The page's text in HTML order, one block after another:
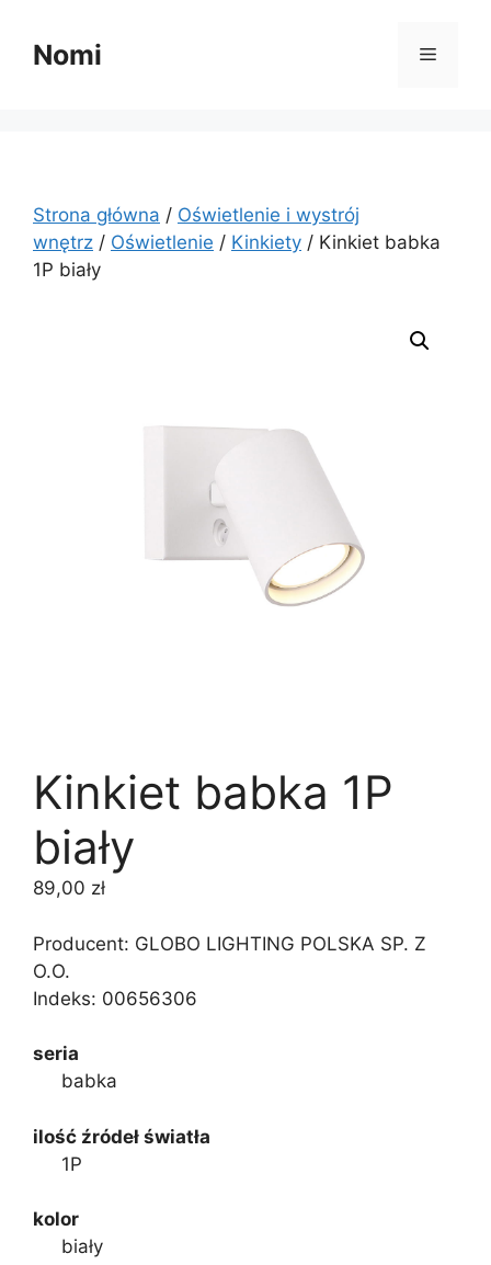
treściNomi Menu
Strona główna / Oświetlenie i wystrój
wnętrz / Oświetlenie / Kinkiety / Kinkiet babka
1P biały
Kinkiet babka 1P
biały
89,00 zł
Producent: GLOBO LIGHTING POLSKA SP. Z
O.O.
Indeks: 00656306
seria
babka
ilość źródeł światła
1P
kolor
biały